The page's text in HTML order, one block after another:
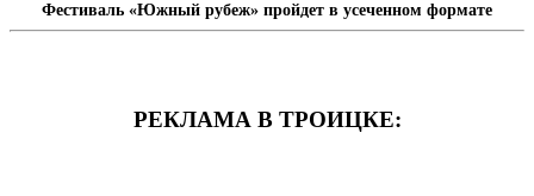
Фестиваль «Южный рубеж» пройдет в усеченном формате
РЕКЛАМА В ТРОИЦКЕ: